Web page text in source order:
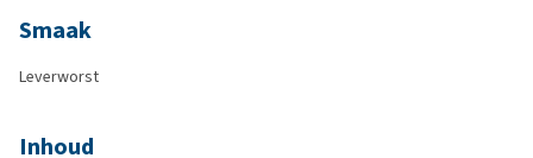
Smaak
Leverworst
Inhoud